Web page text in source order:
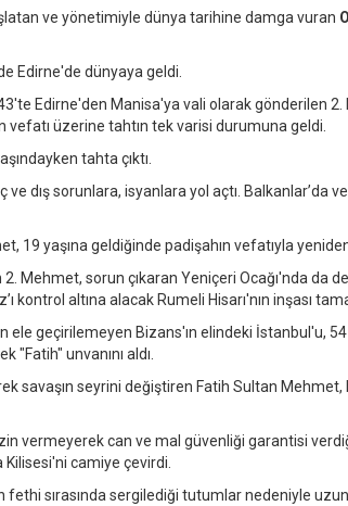
ve yönetimiyle dünya tarihine damga vuran
Edirne'de dünyaya geldi.
Edirne'den Manisa'ya vali olarak gönderilen 2.
üzerine tahtın tek varisi durumuna geldi.
tahta çıktı.
ve dış sorunlara, isyanlara yol açtı. Balkanlar’da
19 yaşına geldiğinde padişahın vefatıyla yeniden
Mehmet, sorun çıkaran Yeniçeri Ocağı'nda da
kontrol altına alacak Rumeli Hisarı'nın inşası
geçirilemeyen Bizans'ın elindeki İstanbul'u,
"Fatih" unvanını aldı.
savaşın seyrini değiştiren Fatih Sultan Mehmet,
vermeyerek can ve mal güvenliği garantisi
camiye çevirdi.
fethi sırasında sergilediği tutumlar nedeniyle